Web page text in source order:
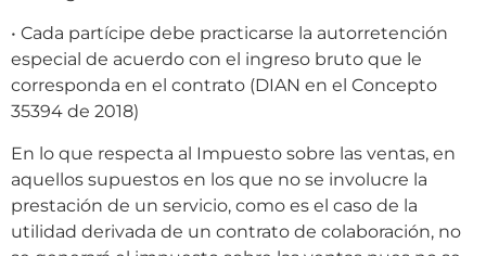
• Cada partícipe debe practicarse la autorretención
especial de acuerdo con el ingreso bruto que le
corresponda en el contrato (DIAN en el Concepto
35394 de 2018)
En lo que respecta al Impuesto sobre las ventas, en
aquellos supuestos en los que no se involucre la
prestación de un servicio, como es el caso de la
utilidad derivada de un contrato de colaboración, no